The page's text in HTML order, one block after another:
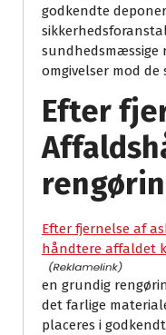
godkendte
sundhedsmæssige
omgivelser mod de
Efter
Efter fjernelse af
håndtere affaldet
en grundig
det farlige
placeres i